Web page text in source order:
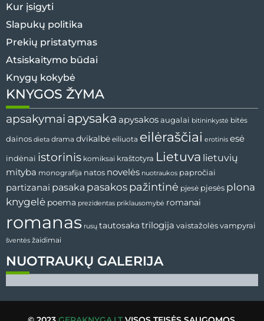
Kur įsigyti
Slapukų politika
Prekių pristatymas
Atsiskaitymo būdai
Knygų kokybė
NUOTRAUKŲ GALERIJA
KNYGOS ŽYMA
apsakymai apysaka apysakos augalai bitininkystė bitės
dainos dieta drama dvikalbė eiliuota eilėraščiai erotinis esė
indėnai istorinis komiksai kraštotyra Lietuva lietuvių
mityba monografija natos novelės nuotraukos papročiai
partizanai pasaka pasakos pažintinė pjesė pjesės plona
knygelė poema prezidentas priklausomybė romanai
romanas rusų tautosaka trilogija vaistažolėsvampyrai
šventės žaidimai